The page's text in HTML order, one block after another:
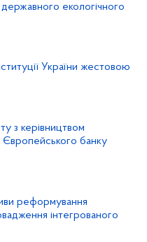
екологічного
України жестовою
з керівництвом
банку
реформування
інтегрованого